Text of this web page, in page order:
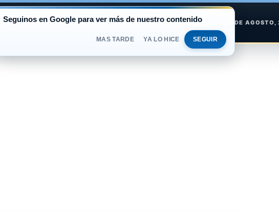
DOLAR BLUE$1.525OFICIAL$1.520 SÁBADO 8 DE AGOSTO,
Seguinos en Google para ver más de nuestro contenido
MAS TARDE YA LO HICE SEGUIR